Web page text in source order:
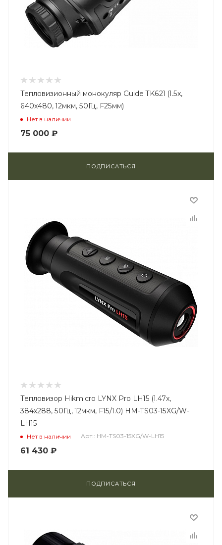
Тепловизионный монокуляр Guide TK621 (1.5x,
640x480, 12мкм, 50Гц, F25мм)
Нет в наличии
75 000 ₽
ПОДПИСАТЬСЯ
Тепловизор Hikmicro LYNX Pro LH15 (1.47x,
384x288, 50Гц, 12мкм, F15/1.0) HM-TS03-15XG/W-
LH15
Нет в наличии Арт.: HM-TS03-15XG/W-LH15
61 430 ₽
ПОДПИСАТЬСЯ